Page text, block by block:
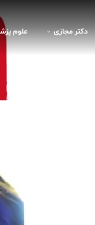
دکتر مجازی علوم